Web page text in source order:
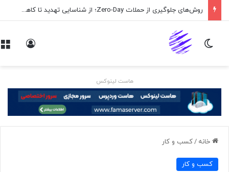
روش‌های جلوگیری از حملات Zero-Day؛ از شناسایی تهدید تا کاهش ریسک
تغییر پوسته
هاست لینوکس
خانه /کسب و کار
کسب و کار